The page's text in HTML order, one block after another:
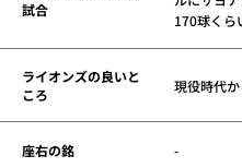
試合
170球くら
ライオンズの良いと
ころ
現役時代か
座右の銘 -